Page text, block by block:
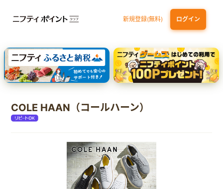
新規登録(無料) ログイン
エポスカード【最短1週間程度付与】
【親権者さまの代理申込専用】三井住友銀行Oliveお子さま用口座
三井住友カード（NL）
COLE HAAN（コールハーン）